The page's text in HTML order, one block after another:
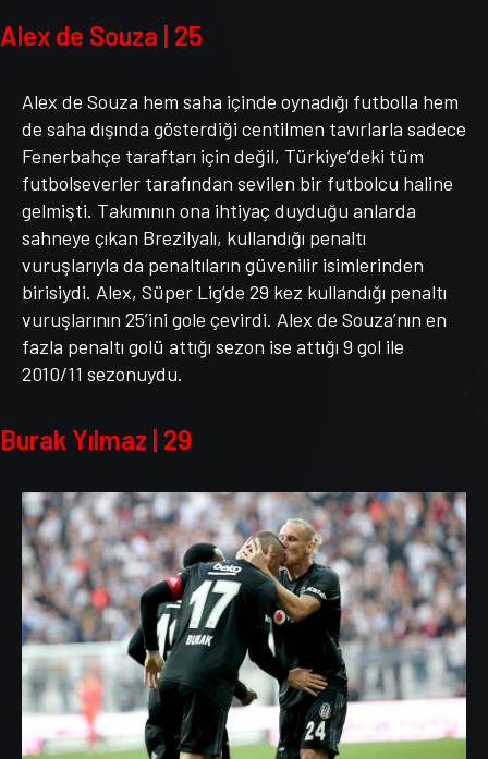
Alex de Souza | 25
Alex de Souza hem saha içinde oynadığı futbolla hem
de saha dışında gösterdiği centilmen tavırlarla sadece
Fenerbahçe taraftarı için değil, Türkiye’deki tüm
futbolseverler tarafından sevilen bir futbolcu haline
gelmişti. Takımının ona ihtiyaç duyduğu anlarda
sahneye çıkan Brezilyalı, kullandığı penaltı
vuruşlarıyla da penaltıların güvenilir isimlerinden
birisiydi. Alex, Süper Lig’de 29 kez kullandığı penaltı
vuruşlarının 25’ini gole çevirdi. Alex de Souza’nın en
fazla penaltı golü attığı sezon ise attığı 9 gol ile
2010/11 sezonuydu.
Burak Yılmaz | 29